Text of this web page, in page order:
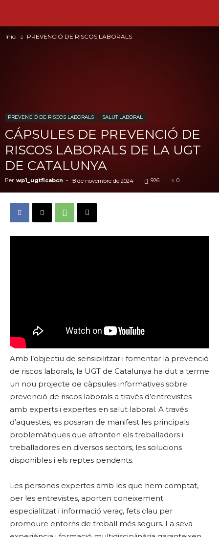
Inici PREVENCIÓ DE RISCOS LABORALS
PREVENCIÓ DE RISCOS LABORALS SALUT LABORAL
CÁPSULES DE PREVENCIÓ DE
RISCOS LABORALS DE LA UGT
DE CATALUNYA
Per wp1_ugtficabcn - 18 de novembre de 2024 926 0
Amb l’objectiu de sensibilitzar i fomentar la prevenció
de riscos laborals, la UGT de Catalunya ha dut a terme
un nou projecte de càpsules informatives sobre
prevenció de riscos laborals a través d’entrevistes
amb experts i expertes en salut laboral. A través
d’aquestes, es posaran de manifest les principals
problemàtiques que afronten els treballadors i
treballadores en diversos sectors, les solucions
disponibles i els reptes pendents.
Les persones expertes amb les que hem comptat,
per les entrevistes, aporten coneixement
especialitzat i informació veraç, fets clau per
promoure entorns de treball més segurs. La seva